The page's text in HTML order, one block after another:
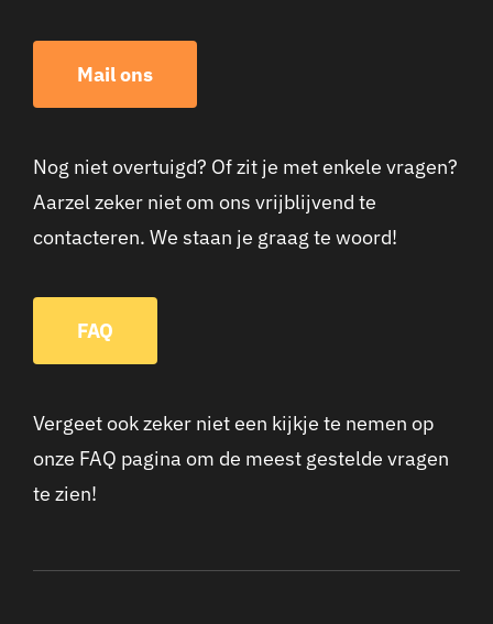
Mail ons
Nog niet overtuigd? Of zit je met enkele vragen?
Aarzel zeker niet om ons vrijblijvend te
contacteren. We staan je graag te woord!
FAQ
Vergeet ook zeker niet een kijkje te nemen op
onze FAQ pagina om de meest gestelde vragen
te zien!